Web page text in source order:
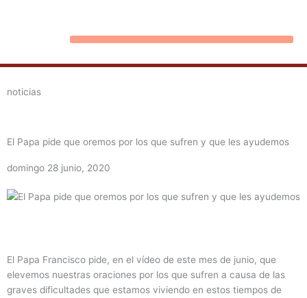
noticias
El Papa pide que oremos por los que sufren y que les ayudemos
domingo 28 junio, 2020
El Papa Francisco pide, en el vídeo de este mes de junio, que
elevemos nuestras oraciones por los que sufren a causa de las
graves dificultades que estamos viviendo en estos tiempos de